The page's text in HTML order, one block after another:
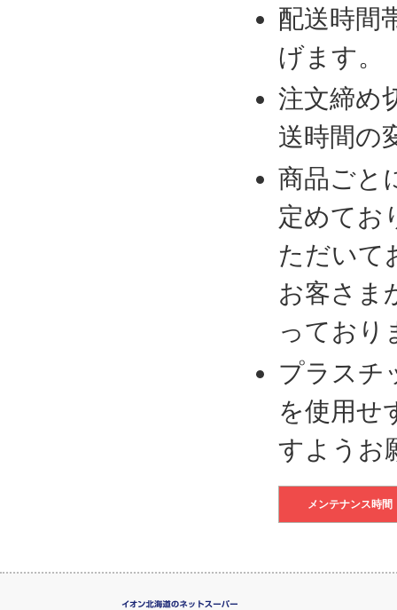
配送時間
げます。
注文締め
送時間の
商品ごと
定めてお
ただいて
お客さま
っており
プラスチ
を使用せ
すようお
メンテナンス時間